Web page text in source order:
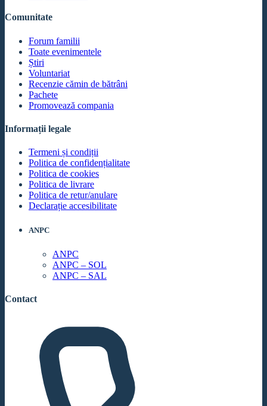
Comunitate
Forum familii
Toate evenimentele
Știri
Voluntariat
Recenzie cămin de bătrâni
Pachete
Promovează compania
Informații legale
Termeni și condiții
Politica de confidențialitate
Politica de cookies
Politica de livrare
Politica de retur/anulare
Declarație accesibilitate
ANPC
ANPC
ANPC – SOL
ANPC – SAL
Contact